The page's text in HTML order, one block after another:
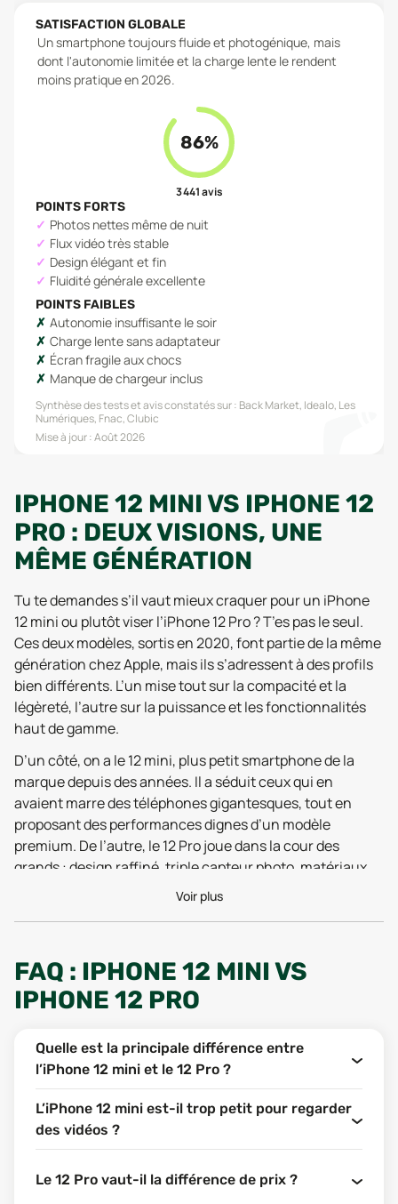
SATISFACTION GLOBALE
Un smartphone toujours fluide et photogénique, mais
dont l'autonomie limitée et la charge lente le rendent
moins pratique en 2026.
86%
3 441avis
POINTS FORTS
Photos nettes même de nuit
Flux vidéo très stable
Design élégant et fin
Fluidité générale excellente
POINTS FAIBLES
Autonomie insuffisante le soir
Charge lente sans adaptateur
Écran fragile aux chocs
Manque de chargeur inclus
Synthèse des tests et avis constatés sur : Back Market, Idealo, Les
Numériques, Fnac, Clubic
Mise à jour :Août 2026
IPHONE 12 MINI VS IPHONE 12
PRO : DEUX VISIONS, UNE
MÊME GÉNÉRATION
Tu te demandes s’il vaut mieux craquer pour un iPhone
12 mini ou plutôt viser l’iPhone 12 Pro ? T’es pas le seul.
Ces deux modèles, sortis en 2020, font partie de la même
génération chez Apple, mais ils s’adressent à des profils
bien différents. L’un mise tout sur la compacité et la
légèreté, l’autre sur la puissance et les fonctionnalités
haut de gamme.
D’un côté, on a le 12 mini, plus petit smartphone de la
marque depuis des années. Il a séduit ceux qui en
avaient marre des téléphones gigantesques, tout en
proposant des performances dignes d’un modèle
premium. De l’autre, le 12 Pro joue dans la cour des
grands : design raffiné, triple capteur photo, matériaux
nobles… bref, une version taillée pour les utilisateurs
poche du mini peut-il rivaliser avec la sophistication du
Pro ? Et surtout, est-ce que le jeu en vaut la chandelle,
niveau budget et fonctionnalités ? C’est ce qu’on va
de mauvais choix, seulement celui qui colle à ton usage.
FONCTIONNALITÉS : QUE
VALENT VRAIMENT L’IPHONE
12 MINI ET L’IPHONE 12 PRO ?
ÉCRAN ET FORMAT : DEUX TAILLES, DEUX
Voir plus
FAQ : IPHONE 12 MINI VS
IPHONE 12 PRO
Quelle est la principale différence entre
l’iPhone 12 mini et le 12 Pro ?
L’iPhone 12 mini est-il trop petit pour regarder
des vidéos ?
Le 12 Pro vaut-il la différence de prix ?